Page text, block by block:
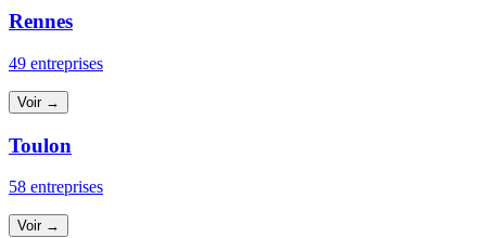
Rennes
49 entreprises
Voir →
Toulon
58 entreprises
Voir →